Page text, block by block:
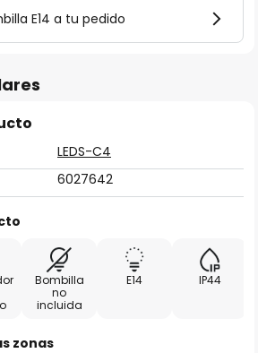
E14 a tu pedido
LEDS-C4
6027642
Bombilla
no
incluida
E14 IP44
zonas